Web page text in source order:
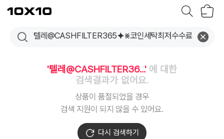
텐
바
'텔레@CASHFILTER36...'에 대한
검색결과가 없어요.
상품이 품절되었을 경우
검색 지원이 되지 않을 수 있어요.
다시 검색하기